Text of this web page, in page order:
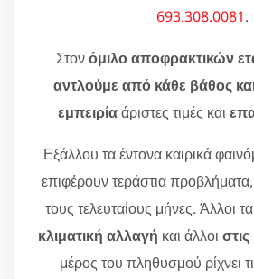
693.308.0081.
Στονόμιλο αποφρακτικών
αντλούμε από κάθε βάθος
εμπειρίαάριστες τιμές και
Εξάλλου τα έντονα καιρικά
επιφέρουν τεράστια
τους τελευταίους μήνες. Άλλοι
κλιματική αλλαγή και άλλοι
μέρος του πληθυσμού ρίχνει